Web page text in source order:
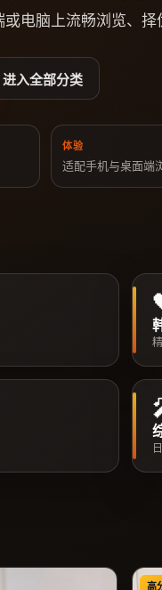
电脑上流畅浏览、择
进入全部分类
体验
适配手机与桌面端
高